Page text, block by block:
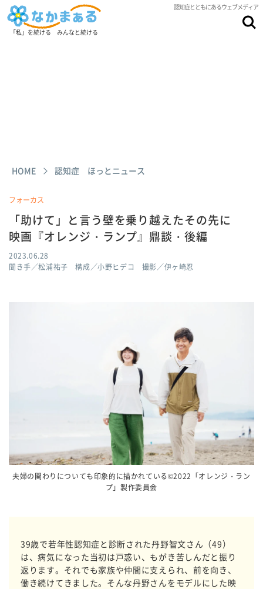
認知症とともにあるウェブメディア
「私」を続ける みんなと続ける
HOME 認知症 ほっとニュース
フォーカス
「助けて」と言う壁を乗り越えたその先に
映画『オレンジ・ランプ』鼎談・後編
2023.06.28
聞き手／松浦祐子 構成／小野ヒデコ 撮影／伊ヶ崎忍
夫婦の関わりについても印象的に描かれている©2022「オレンジ・ラン
プ」製作委員会
39歳で若年性認知症と診断された丹野智文さん（49）
は、病気になった当初は戸惑い、もがき苦しんだと振り
返ります。それでも家族や仲間に支えられ、前を向き、
働き続けてきました。そんな丹野さんをモデルにした映